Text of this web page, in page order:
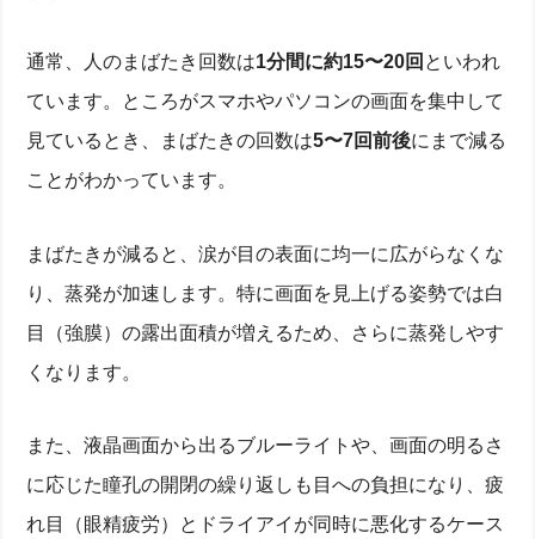
通常、人のまばたき回数は1分間に約15〜20回 といわれ
ています。ところがスマホやパソコンの画面を集中して
見ているとき、まばたきの回数は5〜7回前後にまで減る
ことがわかっています。
まばたきが減ると、涙が目の表面に均一に広がらなくな
り、蒸発が加速します。特に画面を見上げる姿勢では白
目（強膜）の露出面積が増えるため、さらに蒸発しやす
くなります。
また、液晶画面から出るブルーライトや、画面の明るさ
に応じた瞳孔の開閉の繰り返しも目への負担になり、疲
れ目（眼精疲労）とドライアイが同時に悪化するケース